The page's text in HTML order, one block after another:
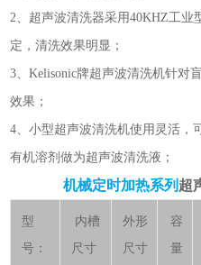
2、 超声波清洗器采用40KHZ工业
定，清洗效果明显；
3、Kelisonic牌超声波清洗机针对
效果；
4、小型超声波清洗机使用灵活，
有机溶剂做为超声波清洗液；
机械定时加热系列 超
型
号：
内槽
尺寸
外形
尺寸
容
量